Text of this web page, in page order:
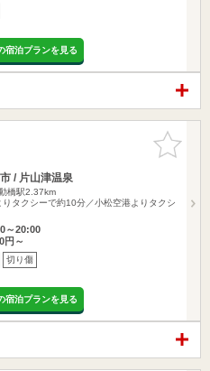
宿泊プランを見る
お気に入
りに追加
/ 片山津温泉
動橋駅2.37km
りタクシーで約10分／小松空港よりタクシ
～20:00
円～
切り傷
宿泊プランを見る